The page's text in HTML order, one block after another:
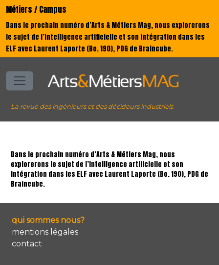
Métiers / Campus
Dans le prochain numéro d’Arts & Métiers Mag, nous explorerons
le sujet de l’intelligence artificielle et son intégration dans les
ELF avec Laurent Laporte (Bo. 190), PDG de Braincube.
La revue des ingénieurs et des décideurs industriels
Dans le prochain numéro d’Arts & Métiers Mag, nous
explorerons le sujet de l’intelligence artificielle et son
intégration dans les ELF avec Laurent Laporte (Bo. 190), PDG de
Braincube.
qui sommes nous?
mentions légales
contact